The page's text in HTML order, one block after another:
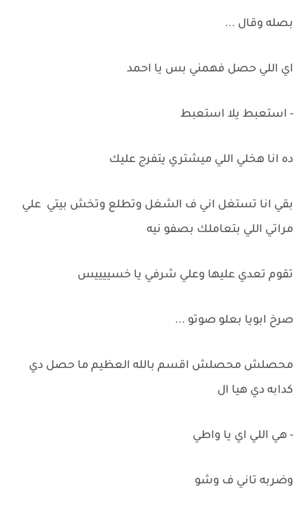
بصله وقال ...
اي اللي حصل فهمني بس يا احمد
- استعبط يلا استعبط
ده انا هخلي اللي ميشتري يتفرج عليك
بقي انا تستغل اني ف الشغل وتطلع وتخش بيتي علي
مراتي اللي بتعاملك بصفو نيه
تقوم تعدي عليها وعلي شرفي يا خسييييس
صرخ ابويا بعلو صوتو ...
محصلش محصلش اقسم بالله العظيم ما حصل دي
كدابه دي هيا ال
- هي اللي اي يا واطي
وضربه تاني ف وشو